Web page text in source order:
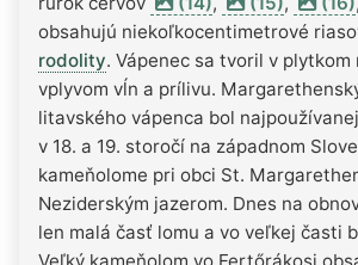
obsahujú niekoľkocentimetrové
rodolity. Vápenec sa tvoril v
vplyvom vĺn a prílivu.
litavského vápenca bol
v 18. a 19. storočí na západnom
kameňolome pri obci St.
Neziderským jazerom. Dnes na
len malá časť lomu a vo veľkej časti
Veľký kameňolom vo Fertőrákosi